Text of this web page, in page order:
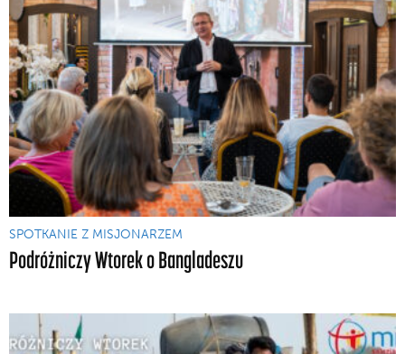
SPOTKANIE Z MISJONARZEM
Podróżniczy Wtorek o Bangladeszu